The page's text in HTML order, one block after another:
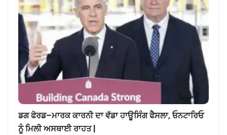
ਡਗ ਫੋਰਡ–ਮਾਰਕ ਕਾਰਨੀ ਦਾ ਵੱਡਾ ਹਾਊਸਿੰਗ ਫੈਸਲਾ, ਓਨਟਾਰਿਓ
ਨੂੰ ਮਿਲੀ ਅਸਥਾਈ ਰਾਹਤ |